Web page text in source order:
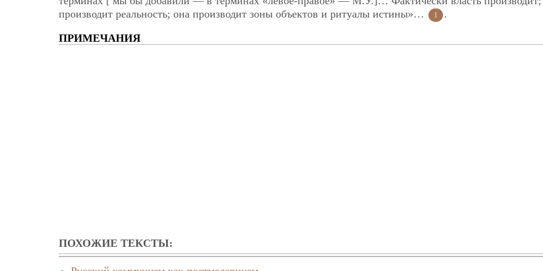
производит реальность; она производит зоны объектов и ритуалы истины»…
1 .
ПРИМЕЧАНИЯ
ПОХОЖИЕ ТЕКСТЫ: